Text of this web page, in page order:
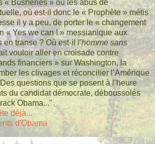
« Busheries » ou les abus de
où est-il donc le « Prophète » métis
il y a peu, de porter le « changement
« Yes we can ! » messianique aux
en transe ? Où est-ill’homme sans
vouloir aller en croisade contre
financiers » sur Washington, la
les clivages et réconcilier l’Amérique
questions que se posent à l’heure
du candidat démocrate, déboussolés
Obama..."
déjà...
d'Obama